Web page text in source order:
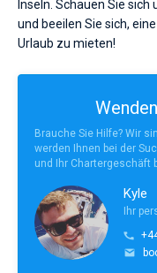
Inseln. Schauen Sie
und beeilen Sie sich,
Urlaub zu mieten!
Brauche Sie Hilfe? Wir
werden Ihnen bei der
und Ihr Chartergeschäft
Kyle
Ihr